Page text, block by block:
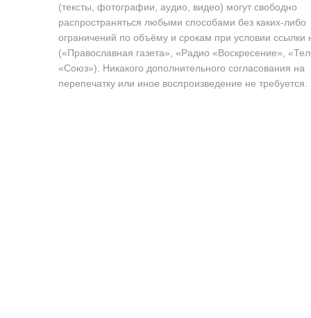
(тексты, фотографии, аудио, видео) могут свободно
распространяться любыми способами без каких-либо
ограничений по объёму и срокам при условии ссылки
(«Православная газета», «Радио «Воскресение»,
«Союз»). Никакого дополнительного согласования на
перепечатку или иное воспроизведение не требуется.